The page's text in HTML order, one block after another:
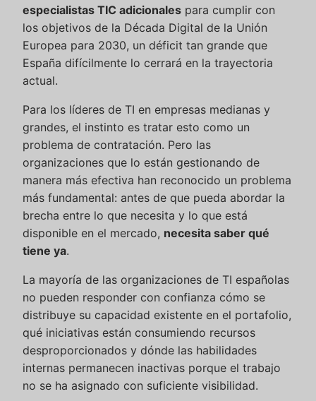
especialistas TIC adicionales para cumplir con
los objetivos de la Década Digital de la Unión
Europea para 2030, un déficit tan grande que
España difícilmente lo cerrará en la trayectoria
actual.
Para los líderes de TI en empresas medianas y
grandes, el instinto es tratar esto como un
problema de contratación. Pero las
organizaciones que lo están gestionando de
manera más efectiva han reconocido un problema
más fundamental: antes de que pueda abordar la
brecha entre lo que necesita y lo que está
disponible en el mercado, necesita saber qué
tiene ya.
La mayoría de las organizaciones de TI españolas
no pueden responder con confianza cómo se
distribuye su capacidad existente en el portafolio,
qué iniciativas están consumiendo recursos
desproporcionados y dónde las habilidades
internas permanecen inactivas porque el trabajo
no se ha asignado con suficiente visibilidad.